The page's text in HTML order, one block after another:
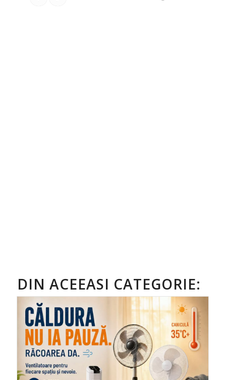
DIN ACEEASI CATEGORIE: